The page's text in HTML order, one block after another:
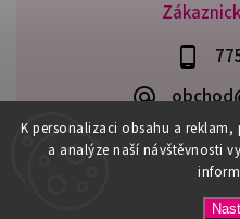
K personalizaci obsahu a
a analýze naší návštěvnosti